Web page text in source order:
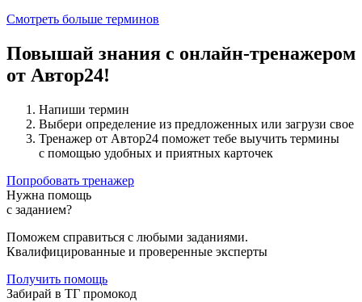
Смотреть больше терминов
Повышай знания с онлайн-тренажером
от Автор24!
Напиши термин
Выбери определение из предложенных или загрузи свое
Тренажер от Автор24 поможет тебе выучить термины
с помощью удобных и приятных карточек
Попробовать тренажер
Нужна помощь
с заданием?
Поможем справиться с любыми заданиями.
Квалифицированные и проверенные эксперты
Получить помощь
Забирай в ТГ промокод